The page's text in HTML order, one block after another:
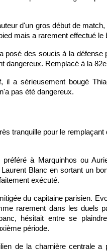
d'un gros début de
mais a rarement effectué
posé des soucis à la défense
dangereux. Remplacé à la
il a sérieusement bougé
pas été dangereux.
tranquille pour le
préféré à Marquinhos ou
Blanc en sortant un
exécuté.
du capitaine parisien.
rarement dans les duels
hésitait entre se
période.
de la charnière centrale a